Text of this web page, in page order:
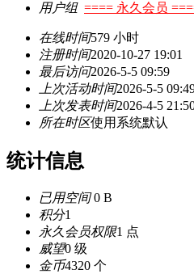
用户组 ==== 永久会员
在线时间579 小时
注册时间2020-10-27 19:01
最后访问2026-5-5 09:59
上次活动时间2026-5-5
上次发表时间2026-4-5
所在时区使用系统默认
统计信息
已用空间0 B
积分1
永久会员权限1 点
威望0 级
金币4320 个